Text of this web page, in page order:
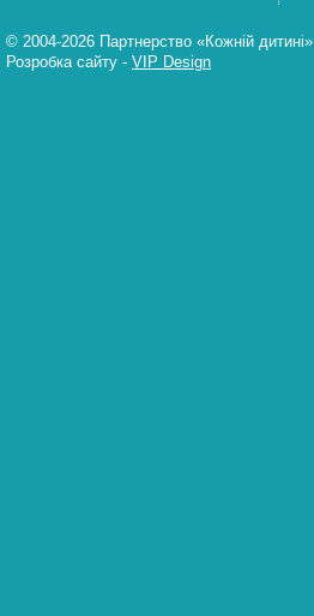
© 2004-2026 Партнерство «Кожній дитині»
Розробка сайту - VIP Design